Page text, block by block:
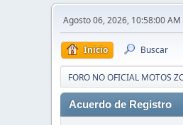
Agosto 06, 2026, 10:58:00 AM
Inicio Buscar
FORO NO OFICIAL MOTOS
Acuerdo de Registro